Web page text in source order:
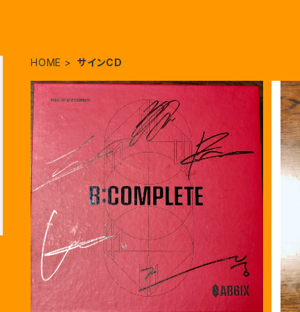
HOME サインCD